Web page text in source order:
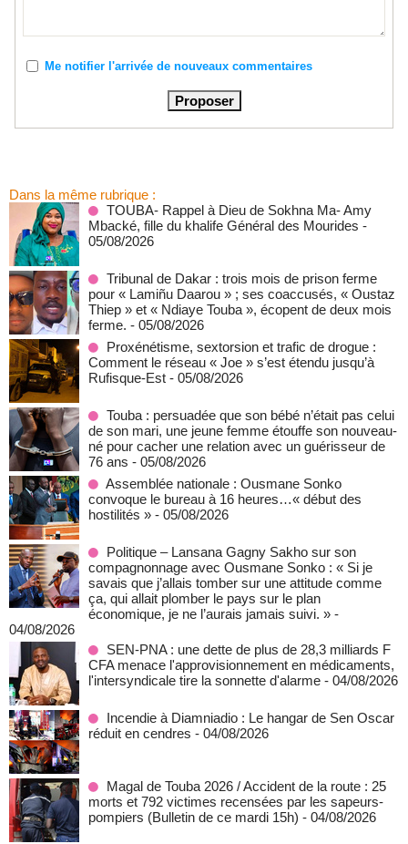
Me notifier l'arrivée de nouveaux commentaires
Dans la même rubrique :
TOUBA- Rappel à Dieu de Sokhna Ma- Amy
Mbacké, fille du khalife Général des Mourides -
05/08/2026
Tribunal de Dakar : trois mois de prison ferme
pour « Lamiñu Daarou » ; ses coaccusés, « Oustaz
Thiep » et « Ndiaye Touba », écopent de deux mois
ferme. - 05/08/2026
Proxénétisme, sextorsion et trafic de drogue :
Comment le réseau « Joe » s’est étendu jusqu’à
Rufisque-Est - 05/08/2026
Touba : persuadée que son bébé n’était pas celui
de son mari, une jeune femme étouffe son nouveau-
né pour cacher une relation avec un guérisseur de
76 ans - 05/08/2026
Assemblée nationale : Ousmane Sonko
convoque le bureau à 16 heures…« début des
hostilités » - 05/08/2026
Politique – Lansana Gagny Sakho sur son
compagnonnage avec Ousmane Sonko : « Si je
savais que j’allais tomber sur une attitude comme
ça, qui allait plomber le pays sur le plan
économique, je ne l’aurais jamais suivi. » -
04/08/2026
SEN-PNA : une dette de plus de 28,3 milliards F
CFA menace l'approvisionnement en médicaments,
l'intersyndicale tire la sonnette d'alarme - 04/08/2026
Incendie à Diamniadio : Le hangar de Sen Oscar
réduit en cendres - 04/08/2026
Magal de Touba 2026 / Accident de la route : 25
morts et 792 victimes recensées par les sapeurs-
pompiers (Bulletin de ce mardi 15h) - 04/08/2026